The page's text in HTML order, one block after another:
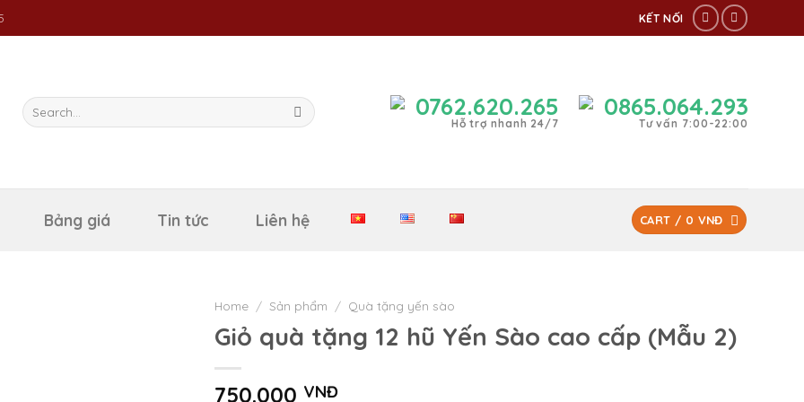
KẾT NỐI
Search
for:
0762.620.265
Hỗ trợ nhanh 24/7
0865.064.293
Tư vấn 7:00-22:00
Bảng giá Tin tức Liên hệ CART / 0 VNĐ
Home / Sản phẩm / Quà tặng yến sào
Giỏ quà tặng 12 hũ Yến Sào cao cấp (Mẫu 2)
750.000 VNĐ